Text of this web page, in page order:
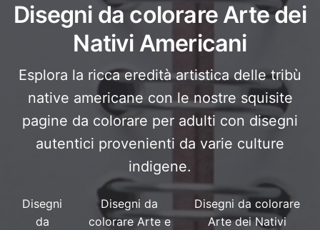
Disegni da colorare Arte dei
Nativi Americani
Esplora la ricca eredità artistica delle tribù
native americane con le nostre squisite
pagine da colorare per adulti con disegni
autentici provenienti da varie culture
indigene.
Disegni
da
Disegni da
colorare Arte e
Disegni da colorare
Arte dei Nativi